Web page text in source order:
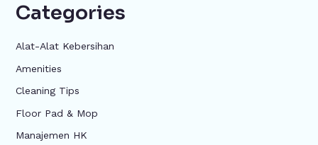
Categories
Alat-Alat Kebersihan
Amenities
Cleaning Tips
Floor Pad & Mop
Manajemen HK